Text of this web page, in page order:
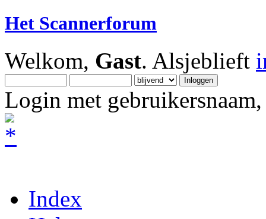
Het Scannerforum
Welkom, Gast. Alsjeblieft
Login met
Index